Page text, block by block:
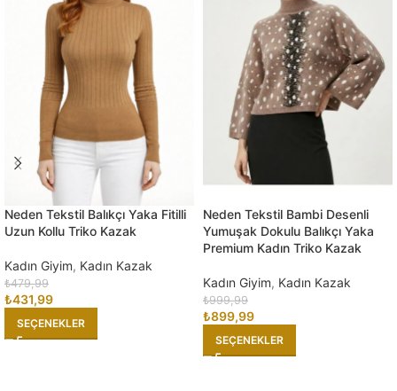
Neden Tekstil Balıkçı Yaka Fitilli
Uzun Kollu Triko Kazak
Kadın Giyim, Kadın Kazak
₺479,99
₺431,99
SEÇENEKLER
Neden Tekstil Bambi Desenli
Yumuşak Dokulu Balıkçı Yaka
Premium Kadın Triko Kazak
Kadın Giyim, Kadın Kazak
₺999,99
₺899,99
SEÇENEKLER